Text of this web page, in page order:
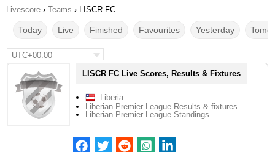
Livescore › Teams › LISCR FC
Today Live Finished Favourites Yesterday
UTC+00:00
LISCR FC Live Scores, Results & Fixtures
Liberia
Liberian Premier League Results & fixtures
Liberian Premier League Standings